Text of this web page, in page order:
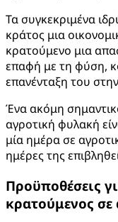
Τα συγκεκριμένα
κράτος μια
κρατούμενο μια
επαφή με τη φύση,
επανένταξη του
Ένα ακόμη
αγροτική φυλακή
μία ημέρα σε
ημέρες της
Προϋποθέσεις
κρατούμενος σε